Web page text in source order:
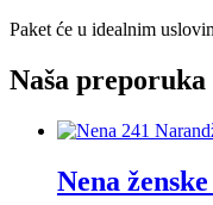
Paket će u idealnim
Naša preporuka
Nena